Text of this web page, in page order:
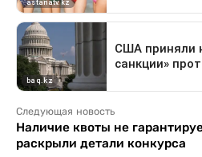
Следующая новость
Наличие квоты не
раскрыли детали конкурса